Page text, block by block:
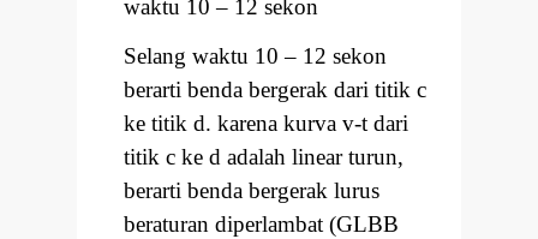
waktu 10 – 12 sekon
Selang waktu 10 – 12 sekon
berarti benda bergerak dari titik c
ke titik d. karena kurva v-t dari
titik c ke d adalah linear turun,
berarti benda bergerak lurus
beraturan diperlambat (GLBB